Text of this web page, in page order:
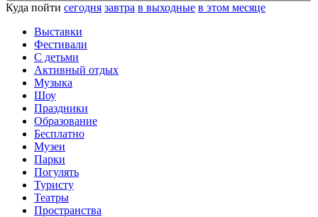
Куда пойти сегодня завтра в выходные в этом месяце
Выставки
Фестивали
С детьми
Активный отдых
Музыка
Шоу
Праздники
Образование
Бесплатно
Музеи
Парки
Погулять
Туристу
Театры
Пространства